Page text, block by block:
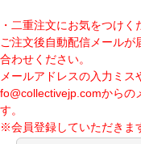
・二重注文にお気をつけく
ご注文後自動配信メール
合わせください。
メールアドレスの入力ミス
fo@collectivejp.comからの
す。
※会員登録していただきま